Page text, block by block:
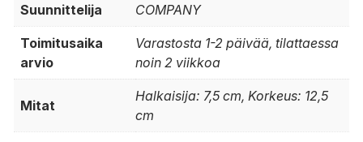
Suunnittelija COMPANY
Toimitusaika
arvio
Varastosta 1-2 päivää, tilattaessa
noin 2 viikkoa
Mitat
Halkaisija: 7,5 cm, Korkeus: 12,5
cm